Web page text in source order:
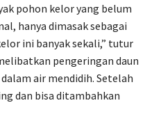
pohon kelor yang belum
hanya dimasak sebagai
ini banyak sekali,” tutur
pengeringan daun
air mendidih. Setelah
dan bisa ditambahkan